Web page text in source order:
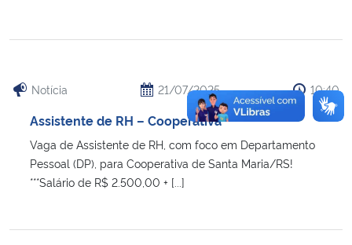
Notícia 21/07/2025 10:40
Assistente de RH – Cooperativa
Vaga de Assistente de RH, com foco em Departamento
Pessoal (DP), para Cooperativa de Santa Maria/RS!
***Salário de R$ 2.500,00 + [...]